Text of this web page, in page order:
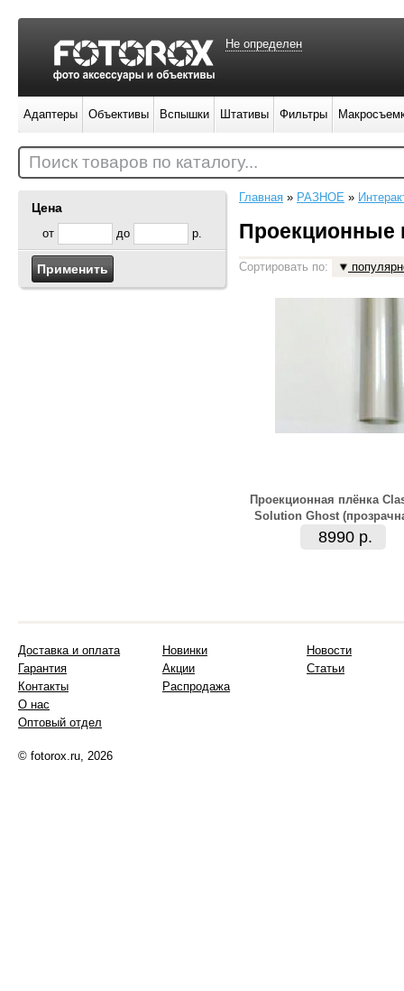
Цена
от до р.
Главная » РАЗНОЕ »
Проекционные
Сортировать по:
Проекционная плёнка
Solution Ghost
8990 р.
Не определен
Адаптеры Объективы Вспышки Штативы Фильтры
Поиск товаров по каталогу...
Доставка и оплата
Гарантия
Контакты
О нас
Оптовый отдел
Новинки
Акции
Распродажа
Новости
Статьи
© fotorox.ru, 2026